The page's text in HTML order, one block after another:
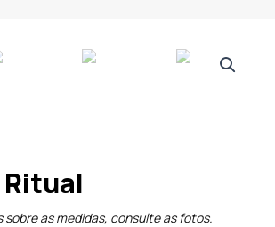
sobre as medidas, consulte as fotos.